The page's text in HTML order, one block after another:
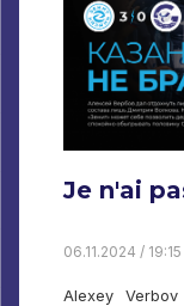
Je n'ai
06.11.2024 / 19:15
Alexey